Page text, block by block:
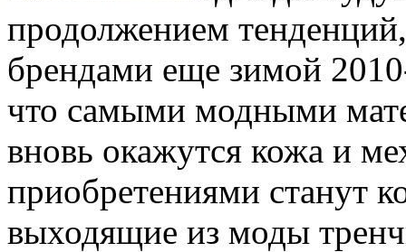
продолжением
брендами еще зимой
что самыми модными
вновь окажутся кожа и
приобретениями станут
выходящие из моды